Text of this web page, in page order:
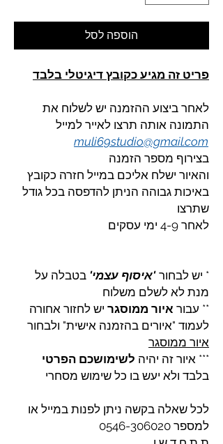
הוספה לסל
פריט זה מגיע כקובץ דיגיטלי בלבד
לאחר ביצוע ההזמנה יש לשלוח את
התמונה אותה תרצו לאייר למייל
muli69studio@gmail.com
בצירוף מספר הזמנה
והאיור ישלח אליכם במייל חזרה כקובץ
באיכות גבוהה הניתן להדפסה בכל גודל
שתרצו
לאחר 4-9 ימי עסקים
* יש לבחור 'איסוף עצמי' בטבלה על
מנת לא לשלם משלוח
** עבור איור ממוסגר יש לחזור אחורה
לעמוד "איורים בהזמנה אישית" ולבחור
איור ממוסגר
*** איור זה יהיה לשימושכם הפרטי
בלבד ולא יעש בו כל שימוש מסחרי
לכל שאלה בקשה ניתן לפנות במייל או
למספר 0546-306020